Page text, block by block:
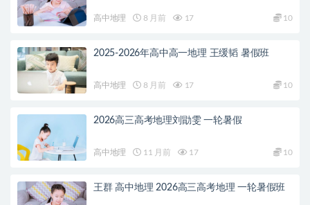
高中地理 8 月前 17 10
2025-2026年高中高一地理 王缓韬 暑假班
高中地理 8 月前 17 10
2026高三高考地理刘勖雯 一轮暑假
高中地理 11 月前 17 10
王群 高中地理 2026高三高考地理 一轮暑假班